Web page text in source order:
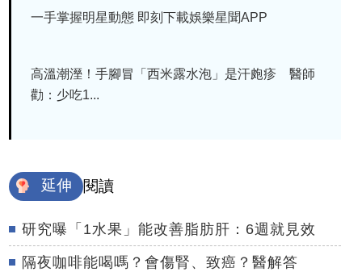
一手掌握明星動態 即刻下載娛樂星聞APP
高溫潮溼！手腳冒「西米露水泡」是汗皰疹 醫師
勸：少吃1...
延伸 閱讀
研究曝「1水果」能改善脂肪肝：6週就見效
隔夜咖啡能喝嗎？會傷腎、致癌？醫解答